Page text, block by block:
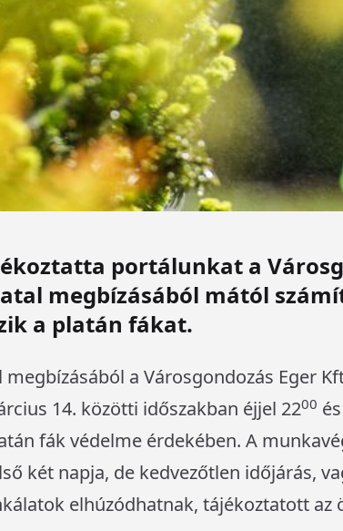
portálunkat a
megbízásából mától
a platán fákat.
a Városgondozás Eger
14. közötti időszakban éjjel 2200
fák védelme érdekében. A
két napja, de kedvezőtlen időjárás,
elhúzódhatnak, tájékoztatott az